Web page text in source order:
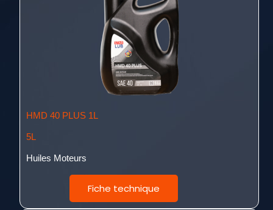
HMD 40 PLUS 1L
5L
Huiles Moteurs
Fiche technique